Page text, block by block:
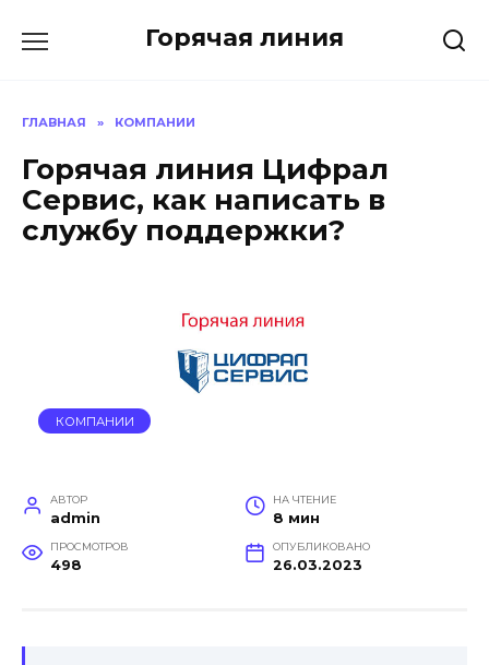
Горячая линия
ГЛАВНАЯ » КОМПАНИИ
Горячая линия Цифрал
Сервис, как написать в
службу поддержки?
КОМПАНИИ
АВТОР
admin
НА ЧТЕНИЕ
8 мин
ПРОСМОТРОВ
498
ОПУБЛИКОВАНО
26.03.2023